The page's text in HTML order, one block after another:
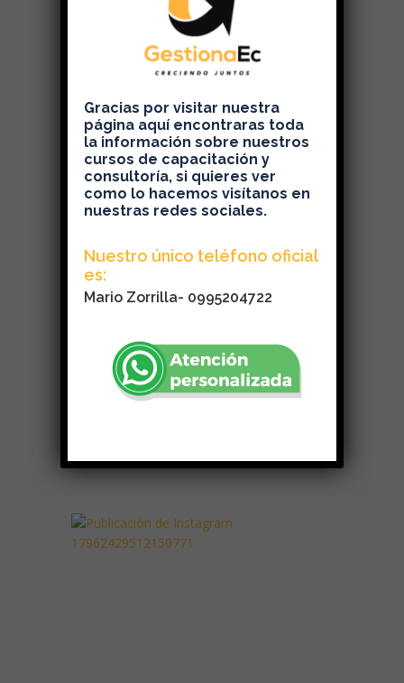
Gracias por visitar nuestra
página aquí encontraras toda
la información sobre nuestros
cursos de capacitación y
consultoría, si quieres ver
como lo hacemos visítanos en
nuestras redes sociales.
Nuestro único teléfono oficial
es:
Mario Zorrilla- 0995204722